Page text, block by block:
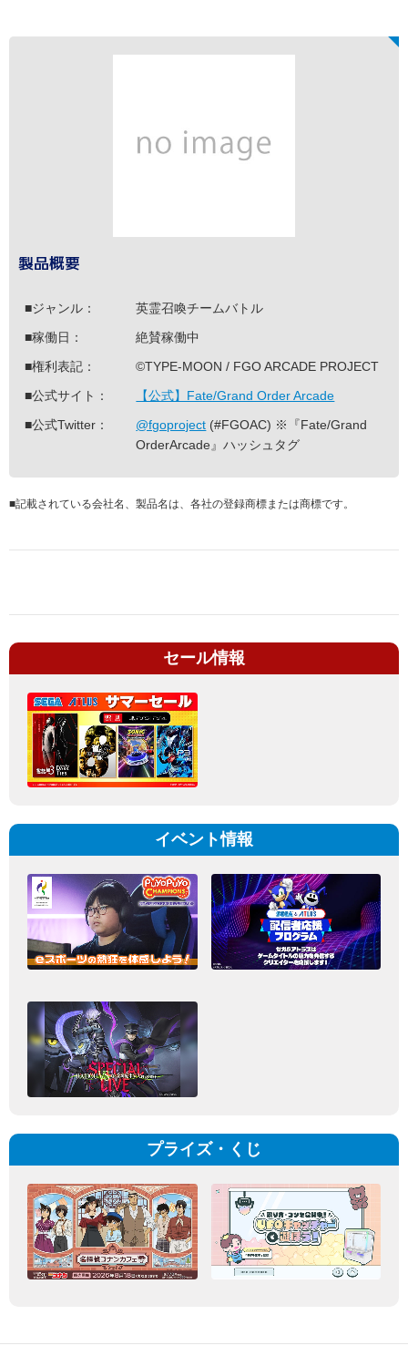
製品概要
■ジャンル：
英霊召喚チームバトル
■稼働日：
絶賛稼働中
■権利表記：
©TYPE-MOON / FGO ARCADE PROJECT
■公式サイト：
【公式】Fate/Grand Order Arcade
■公式Twitter：
@fgoproject (#FGOAC) ※『Fate/Grand
OrderArcade』ハッシュタグ
■記載されている会社名、製品名は、各社の登録商標または商標です。
セール情報
イベント情報
プライズ・くじ